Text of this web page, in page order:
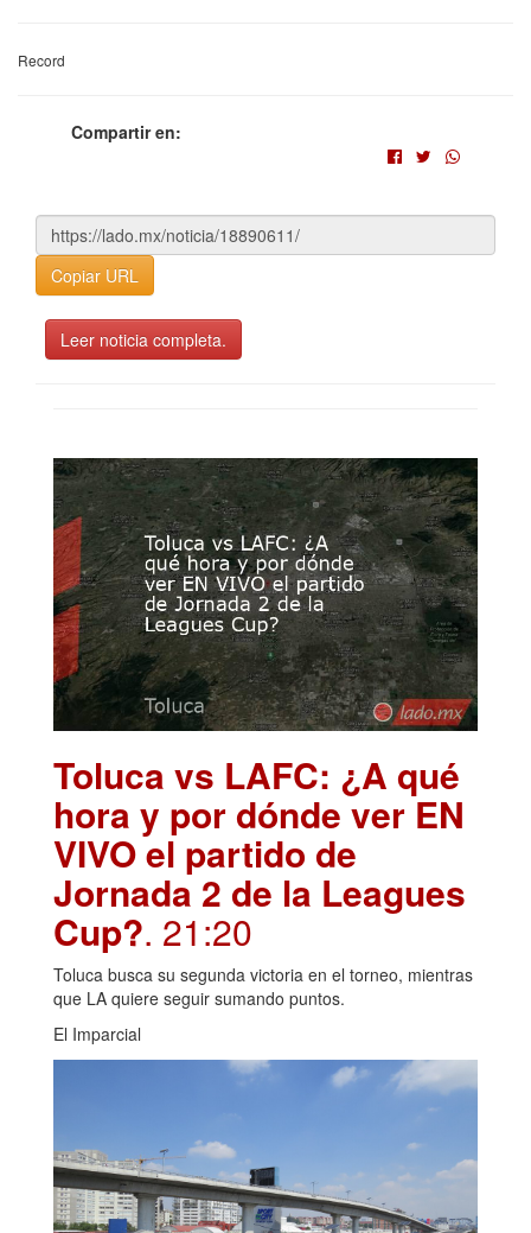
Record
Compartir en:
Copiar URL
Leer noticia completa.
Toluca vs LAFC: ¿A qué
hora y por dónde ver EN
VIVO el partido de
Jornada 2 de la Leagues
Cup?. 21:20
Toluca busca su segunda victoria en el torneo, mientras
que LA quiere seguir sumando puntos.
El Imparcial